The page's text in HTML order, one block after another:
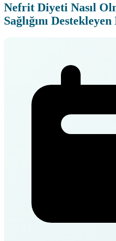
Nefrit Diyeti Nasıl
Sağlığını